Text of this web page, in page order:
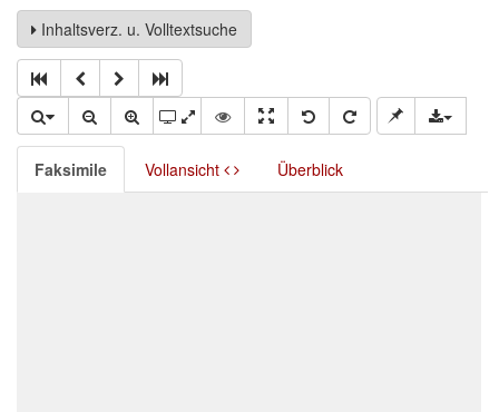
Inhaltsverz. u. Volltextsuche
Faksimile Vollansicht Überblick